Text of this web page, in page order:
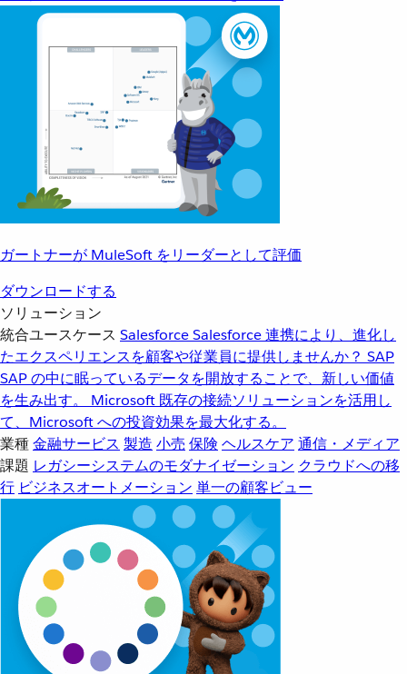
ガートナーが MuleSoft をリーダーとして評価
ダウンロードする
ソリューション
統合ユースケース SalesforceSalesforce 連携により、進化し
たエクスペリエンスを顧客や従業員に提供しませんか？ SAP
SAP の中に眠っているデータを開放することで、新しい価値
を生み出す。
Microsoft 既存の接続ソリューションを活用し
て、Microsoft への投資効果を最大化する。
業種金融サービス 製造 小売 保険 ヘルスケア 通信・メディア
課題 レガシーシステムのモダナイゼーション クラウドへの移
行 ビジネスオートメーション 単一の顧客ビュー